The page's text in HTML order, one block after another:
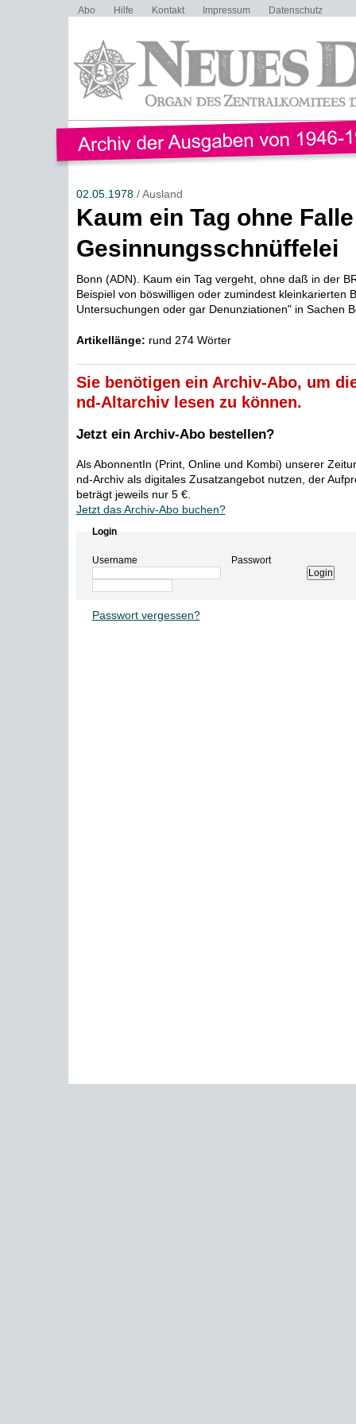
Abo Hilfe Kontakt Impressum Datenschutz
02.05.1978/ Ausland
Kaum ein Tag ohne
Gesinnungsschnüffelei
Bonn (ADN). Kaum ein Tag vergeht, ohne daß in der
Beispiel von böswilligen oder zumindest kleinkarierten
Untersuchungen oder gar Denunziationen" in Sachen
Artikellänge: rund 274 Wörter
Sie benötigen ein Archiv-Abo, um
nd-Altarchiv lesen zu können.
Jetzt ein Archiv-Abo bestellen?
Als AbonnentIn (Print, Online und Kombi) unserer
nd-Archiv als digitales Zusatzangebot nutzen, der
beträgt jeweils nur 5 €.
Jetzt das Archiv-Abo buchen?
Login
Username Passwort
Passwort vergessen?